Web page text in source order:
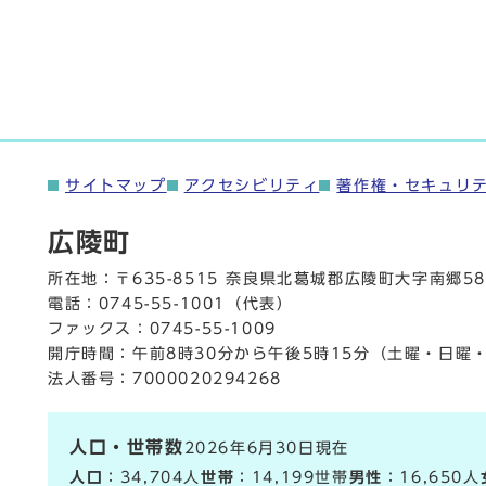
サイトマップ アクセシビリティ 著作権・セキュリ
広陵町
所在地：〒635-8515 奈良県北葛城郡広陵町大字南郷
電話： 0745-55-1001
（代表）
ファックス：0745-55-1009
開庁時間：午前8時30分から午後5時15分（土曜・日曜
法人番号：7000020294268
人口・世帯数 2026年6月30日現在
人口
：34,704人世帯 ：14,199世帯男性 ：16,650人